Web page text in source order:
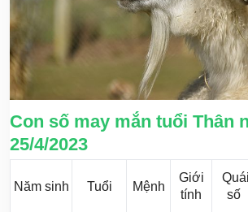
Con số may mắn tuổi Thân
25/4/2023
Năm sinh Tuổi Mệnh
Giới
tính
Quái
số